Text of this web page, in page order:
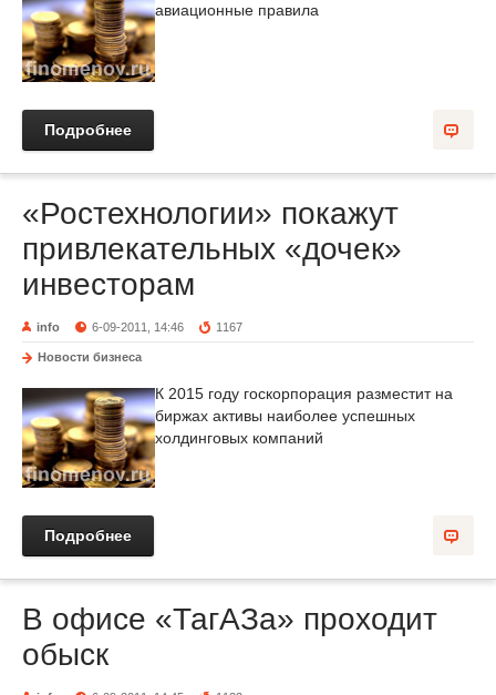
авиационные правила
Подробнее
«Ростехнологии» покажут
привлекательных «дочек»
инвесторам
info 6-09-2011, 14:46 1167
Новости бизнеса
К 2015 году госкорпорация разместит на
биржах активы наиболее успешных
холдинговых компаний
Подробнее
В офисе «ТагАЗа» проходит
обыск